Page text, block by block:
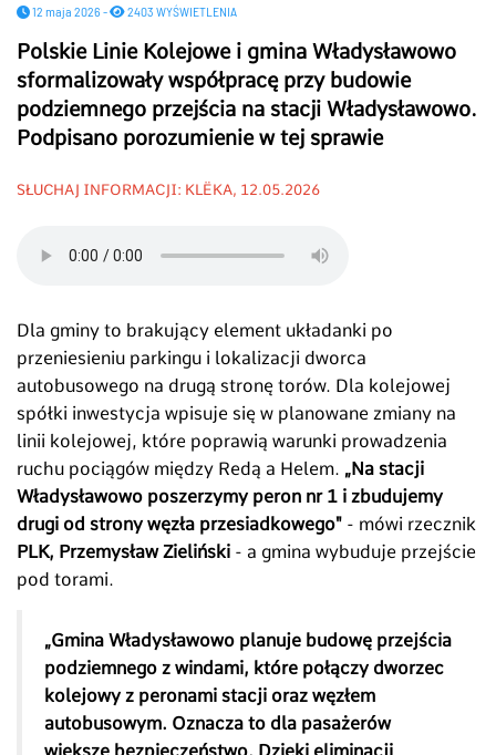
12 maja 2026 - 2403 WYŚWIETLENIA
Polskie Linie Kolejowe i gmina Władysławowo
sformalizowały współpracę przy budowie
podziemnego przejścia na stacji Władysławowo.
Podpisano porozumienie w tej sprawie
SŁUCHAJ INFORMACJI: KLËKA, 12.05.2026
Dla gminy to brakujący element układanki po
przeniesieniu parkingu i lokalizacji dworca
autobusowego na drugą stronę torów. Dla kolejowej
spółki inwestycja wpisuje się w planowane zmiany na
linii kolejowej, które poprawią warunki prowadzenia
ruchu pociągów między Redą a Helem. „Na stacji
Władysławowo poszerzymy peron nr 1 i zbudujemy
drugi od strony węzła przesiadkowego" - mówi rzecznik
PLK, Przemysław Zieliński - a gmina wybuduje przejście
pod torami.
„Gmina Władysławowo planuje budowę przejścia
podziemnego z windami, które połączy dworzec
kolejowy z peronami stacji oraz węzłem
autobusowym. Oznacza to dla pasażerów